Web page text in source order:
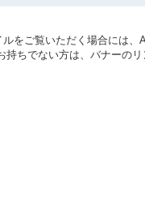
をご覧いただく場合には、
持ちでない方は、バナーの